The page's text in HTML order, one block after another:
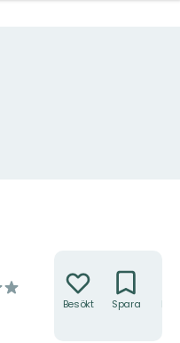
Besökt Spara